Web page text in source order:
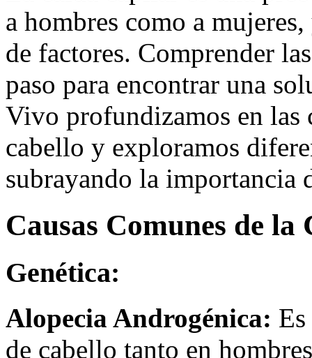
a hombres como a
de factores. Comprender
paso para encontrar una
Vivo profundizamos en las
cabello y exploramos
subrayando la importancia
Causas Comunes de
Genética:
Alopecia Androgénica:
de cabello tanto en